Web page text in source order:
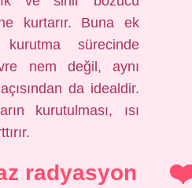
kurtarır. Buna ek
sürecinde
nem değil, aynı
da idealdir.
kurutulması, ısı
radyasyon